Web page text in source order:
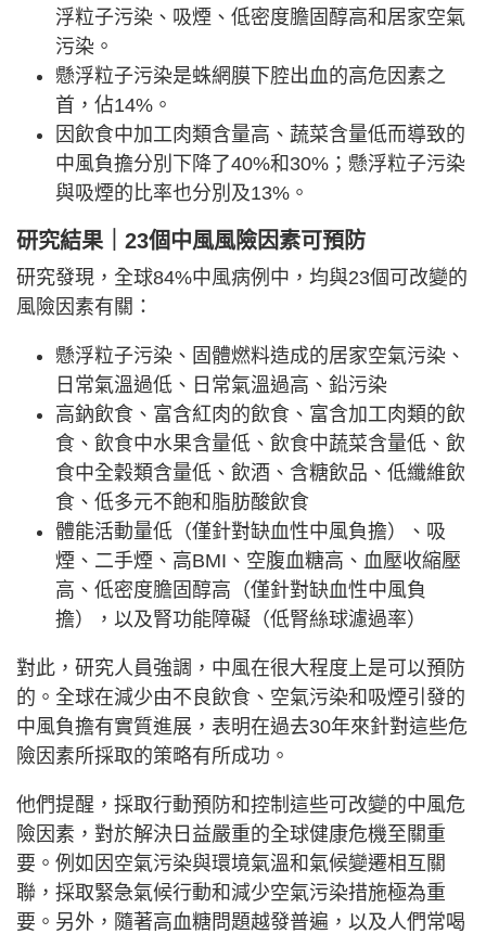
浮粒子污染、吸煙、低密度膽固醇高和居家空氣
污染。
懸浮粒子污染是蛛網膜下腔出血的高危因素之
首，佔14%。
因飲食中加工肉類含量高、蔬菜含量低而導致的
中風負擔分別下降了40%和30%；懸浮粒子污染
與吸煙的比率也分別及13%。
研究結果｜23個中風風險因素可預防
研究發現，全球84%中風病例中，均與23個可改變的
風險因素有關：
懸浮粒子污染、固體燃料造成的居家空氣污染、
日常氣溫過低、日常氣溫過高、鉛污染
高鈉飲食、富含紅肉的飲食、富含加工肉類的飲
食、飲食中水果含量低、飲食中蔬菜含量低、飲
食中全穀類含量低、飲酒、含糖飲品、低纖維飲
食、低多元不飽和脂肪酸飲食
體能活動量低（僅針對缺血性中風負擔）、吸
煙、二手煙、高BMI、空腹血糖高、血壓收縮壓
高、低密度膽固醇高（僅針對缺血性中風負
擔），以及腎功能障礙（低腎絲球濾過率）
對此，研究人員強調，中風在很大程度上是可以預防
的。全球在減少由不良飲食、空氣污染和吸煙引發的
中風負擔有實質進展，表明在過去30年來針對這些危
險因素所採取的策略有所成功。
他們提醒，採取行動預防和控制這些可改變的中風危
險因素，對於解決日益嚴重的全球健康危機至關重
要。例如因空氣污染與環境氣溫和氣候變遷相互關
聯，採取緊急氣候行動和減少空氣污染措施極為重
要。另外，隨著高血糖問題越發普遍，以及人們常喝